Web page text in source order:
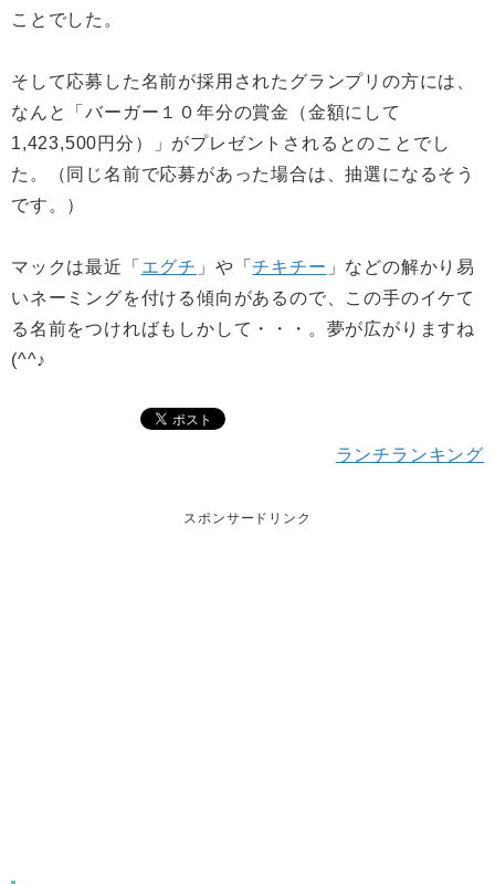
ことでした。
そして応募した名前が採用されたグランプリの方には、
なんと「バーガー１０年分の賞金（金額にして
1,423,500円分）」がプレゼントされるとのことでし
た。（同じ名前で応募があった場合は、抽選になるそう
です。）
マックは最近「 エグチ 」や「チキチー 」などの解かり易
いネーミングを付ける傾向があるので、この手のイケて
る名前をつければもしかして・・・。夢が広がりますね
(^^♪
ランチランキング
スポンサードリンク